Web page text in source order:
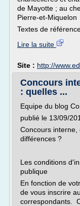
de Mayotte ; au
Pierre-et-Miquelon
Textes de référence
Lire la suite
Site : http://
Concours
: quelles ...
Equipe du blog
publié le 13/09/
Concours
différences ?
Les conditions
publique
En fonction de
de vous inscrire
correspondants.